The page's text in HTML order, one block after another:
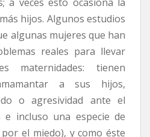
hijos. Algunos estudios
algunas mujeres que han
reales para llevar
maternidades: tienen
a sus hijos,
o agresividad ante el
incluso una especie de
el miedo), y como éste